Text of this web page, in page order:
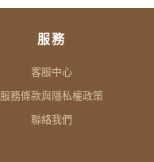
服務
客服中心
服務條款與隱私權政策
聯絡我們